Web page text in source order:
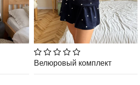
Велюровый комплект